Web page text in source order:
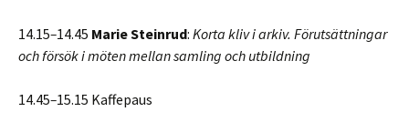
14.15–14.45 Marie Steinrud: Korta kliv i arkiv. Förutsättningar
och försök i möten mellan samling och utbildning
14.45–15.15 Kaffepaus